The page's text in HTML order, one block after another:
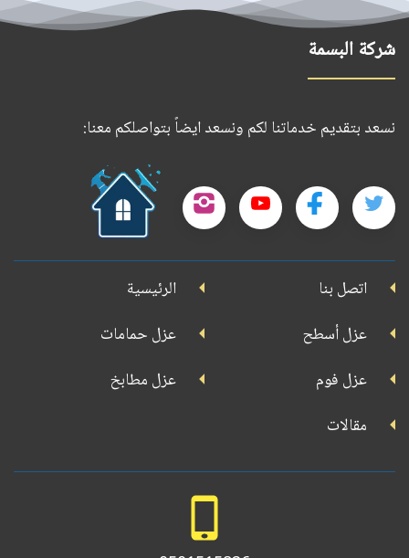
شركة البسمة
نسعد بتقديم خدماتنا لكم ونسعد ايضاً بتواصلكم معنا:
تابعنا
تويتر
تابعنا
تابعنا
تابعنا
إنستجرام
جوجل
اتصل بنا
الرئيسية
عزل أسطح
عزل حمامات
عزل فوم
عزل مطابخ
مقالات